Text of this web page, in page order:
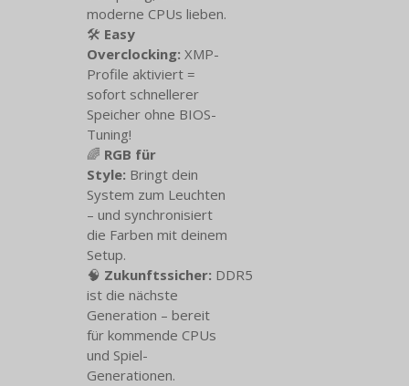
moderne CPUs lieben.
🛠️ Easy
Overclocking: XMP-
Profile aktiviert =
sofort schnellerer
Speicher ohne BIOS-
Tuning!
🌈 RGB für
Style: Bringt dein
System zum Leuchten
– und synchronisiert
die Farben mit deinem
Setup.
🧠 Zukunftssicher: DDR5
ist die nächste
Generation – bereit
für kommende CPUs
und Spiel-
Generationen.